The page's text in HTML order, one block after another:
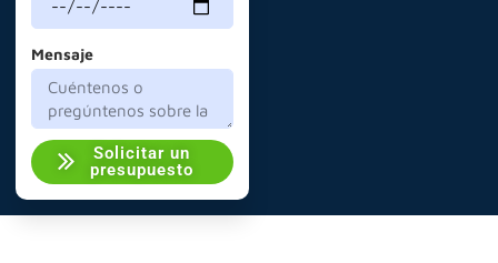
Mensaje
Solicitar un
presupuesto